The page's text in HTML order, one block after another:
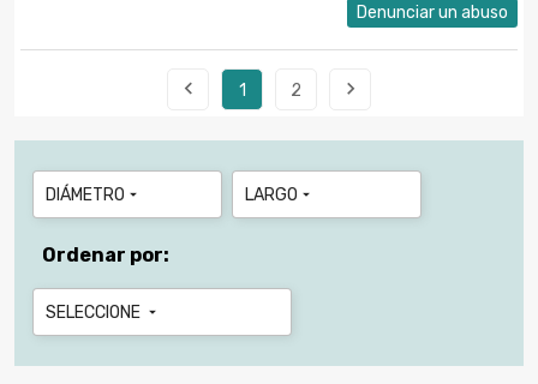
Denunciar un abuso
 1 2 
DIÁMETRO  LARGO 
Ordenar por:
SELECCIONE 